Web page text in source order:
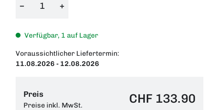
− +
Verfügbar, 1 auf Lager
Voraussichtlicher Liefertermin:
11.08.2026 - 12.08.2026
Preis
Preise inkl. MwSt. CHF 133.90